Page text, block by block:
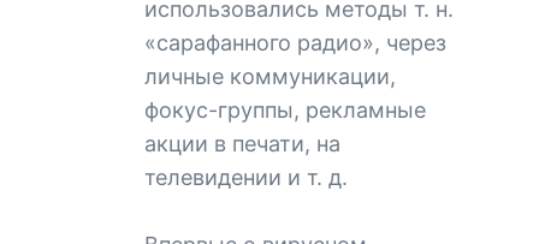
использовались методы т. н.
«сарафанного радио», через
личные коммуникации,
фокус-группы, рекламные
акции в печати, на
телевидении и т. д.